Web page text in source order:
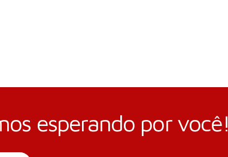
esperando por você!